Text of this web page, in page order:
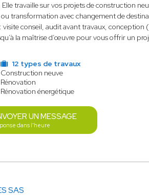
travaille sur vos projets de construction
transformation avec changement de
conseil, audit avant travaux,
la maîtrise d’œuvre pour vous offrir un
12 types de travaux
Construction neuve
Rénovation
Rénovation énergétique
UN MESSAGE
dans l'heure
SAS